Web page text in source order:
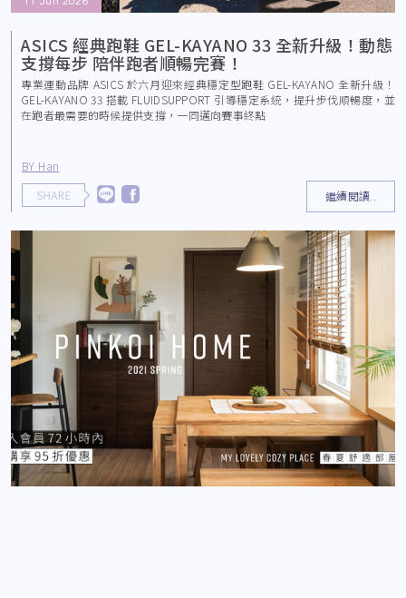
BY Han
ASICS 經典跑鞋 GEL-KAYANO 33 全新升級！動態
支撐每步 陪伴跑者順暢完賽！
專業運動品牌 ASICS 於六月迎來經典穩定型跑鞋 GEL-KAYANO 全新升級！
GEL-KAYANO 33 搭載 FLUIDSUPPORT 引導穩定系統，提升步伐順暢度，並
在跑者最需要的時候提供支撐，一同邁向賽事終點
繼續閱讀..